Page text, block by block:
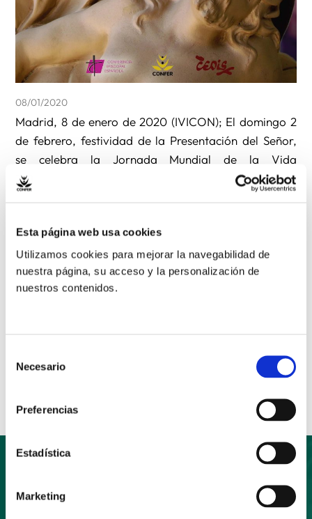
Esta página web usa cookies
Utilizamos cookies para mejorar la navegabilidad de
nuestra página, su acceso y la personalización de
nuestros contenidos.
Necesario
Preferencias
Estadística
Marketing
08/01/2020
Madrid, 8 de enero de 2020 (IVICON); El domingo 2
de febrero, festividad de la Presentación del Señor,
se celebra la Jornada Mundial de la Vida
Consagrada con el lema, “ La vida consagrada con
En el siguienteenlacepodéis encontrar los materiales
que ha elaborado la Comisión Episcopal para la Vida
Consagrada.
Compartir: